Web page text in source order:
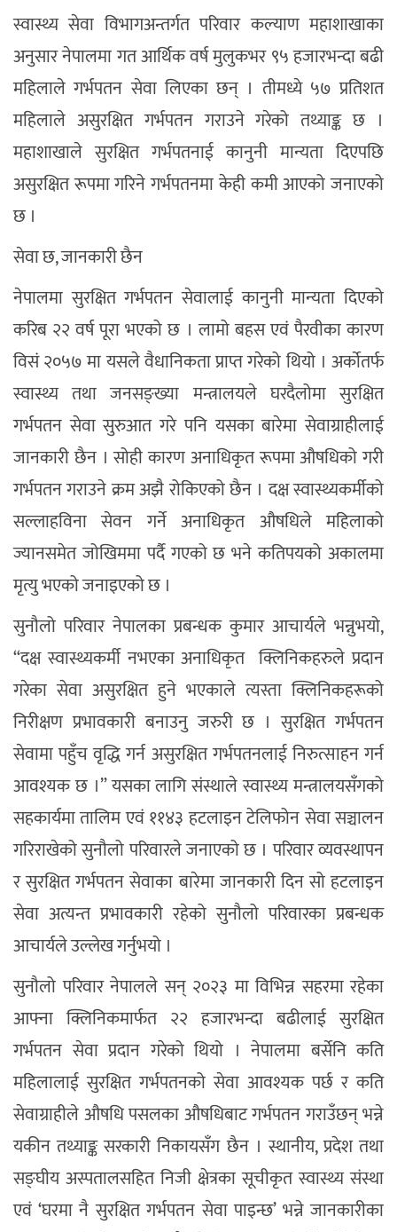
स्वास्थ्य सेवा विभागअन्तर्गत परिवार कल्याण महाशाखाका
अनुसार नेपालमा गत आर्थिक वर्ष मुलुकभर ९५ हजारभन्दा बढी
महिलाले गर्भपतन सेवा लिएका छन् । तीमध्ये ५७ प्रतिशत
महिलाले असुरक्षित गर्भपतन गराउने गरेको तथ्याङ्क छ ।
महाशाखाले सुरक्षित गर्भपतनाई कानुनी मान्यता दिएपछि
असुरक्षित रूपमा गरिने गर्भपतनमा केही कमी आएको जनाएको
छ ।
सेवा छ, जानकारी छैन
नेपालमा सुरक्षित गर्भपतन सेवालाई कानुनी मान्यता दिएको
करिब २२ वर्ष पूरा भएको छ । लामो बहस एवं पैरवीका कारण
विसं २०५७ मा यसले वैधानिकता प्राप्त गरेको थियो । अर्काेतर्फ
स्वास्थ्य तथा जनसङ्ख्या मन्त्रालयले घरदैलोमा सुरक्षित
गर्भपतन सेवा सुरुआत गरे पनि यसका बारेमा सेवाग्राहीलाई
जानकारी छैन । सोही कारण अनाधिकृत रूपमा औषधिको गरी
गर्भपतन गराउने क्रम अझै रोकिएको छैन । दक्ष स्वास्थ्यकर्मीको
सल्लाहविना सेवन गर्ने अनाधिकृत औषधिले महिलाको
ज्यानसमेत जोखिममा पर्दै गएको छ भने कतिपयको अकालमा
मृत्यु भएको जनाइएको छ ।
सुनौलो परिवार नेपालका प्रबन्धक कुमार आचार्यले भन्नुभयो,
“दक्ष स्वास्थ्यकर्मी नभएका अनाधिकृत क्लिनिकहरुले प्रदान
गरेका सेवा असुरक्षित हुने भएकाले त्यस्ता क्लिनिकहरूको
निरीक्षण प्रभावकारी बनाउनु जरुरी छ । सुरक्षित गर्भपतन
सेवामा पहुँच वृद्धि गर्न असुरक्षित गर्भपतनलाई निरुत्साहन गर्न
आवश्यक छ ।” यसका लागि संस्थाले स्वास्थ्य मन्त्रालयसँगको
सहकार्यमा तालिम एवं ११४३ हटलाइन टेलिफोन सेवा सञ्चालन
गरिराखेको सुनौलो परिवारले जनाएको छ । परिवार व्यवस्थापन
र सुरक्षित गर्भपतन सेवाका बारेमा जानकारी दिन सो हटलाइन
सेवा अत्यन्त प्रभावकारी रहेको सुनौलो परिवारका प्रबन्धक
आचार्यले उल्लेख गर्नुभयो ।
सुनौलो परिवार नेपालले सन् २०२३ मा विभिन्न सहरमा रहेका
आफ्ना क्लिनिकमार्फत २२ हजारभन्दा बढीलाई सुरक्षित
गर्भपतन सेवा प्रदान गरेको थियो । नेपालमा बर्सेनि कति
महिलालाई सुरक्षित गर्भपतनको सेवा आवश्यक पर्छ र कति
सेवाग्राहीले औषधि पसलका औषधिबाट गर्भपतन गराउँछन् भन्ने
यकीन तथ्याङ्क सरकारी निकायसँग छैन । स्थानीय, प्रदेश तथा
सङ्घीय अस्पतालसहित निजी क्षेत्रका सूचीकृत स्वास्थ्य संस्था
एवं ‘घरमा नै सुरक्षित गर्भपतन सेवा पाइन्छ’ भन्ने जानकारीका